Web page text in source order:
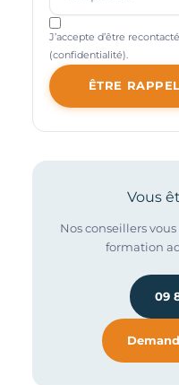
J’accepte d’être
(confidentialité).
ÊTRE
Vous
Nos conseillers
formation
09